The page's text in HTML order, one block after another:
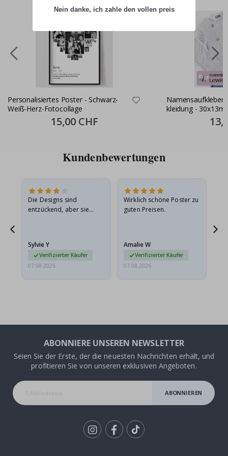
Personalisiertes Poster - Schwarz-
Weiß-Herz-Fotocollage
Special
Price
15,00 CHF
Namensaufkleber
kleidung -
Price
Kundenbewertungen
Die Designs sind
entzückend, aber sie
sie…
Sylvie Y
Verifizierter Käufer
07.08.2026
Wirklich schöne Poster zu
guten Preisen.
Amalie W
Verifizierter Käufer
07.08.2026
ABONNIERE UNSEREN NEWSLETTER
Seien Sie der Erste, der die neuesten Nachrichten erhält, und
profitieren Sie von unseren exklusiven Angeboten.
ABONNIEREN
Nein danke, ich zahle den vollen preis